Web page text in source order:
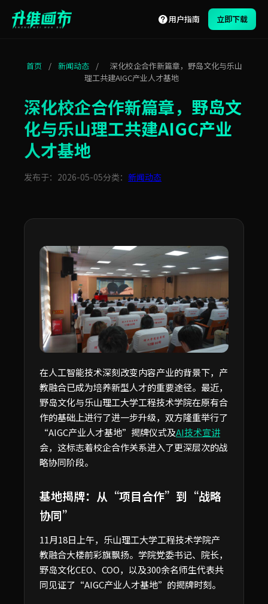
用户指南 立即下载
首页 / 新闻动态 /
深化校企合作新篇章，野岛文化与乐山
理工共建AIGC产业人才基地
深化校企合作新篇章，野岛文
化与乐山理工共建AIGC产业
人才基地
发布于：2026-05-05分类： 新闻动态
在人工智能技术深刻改变内容产业的背景下，产
教融合已成为培养新型人才的重要途径。最近，
野岛文化与乐山理工大学工程技术学院在原有合
作的基础上进行了进一步升级，双方隆重举行了
“AIGC产业人才基地”揭牌仪式及AI技术宣讲
会，这标志着校企合作关系进入了更深层次的战
略协同阶段。
基地揭牌：从“项目合作”到“战略
协同”
11月18日上午，乐山理工大学工程技术学院产
教融合大楼前彩旗飘扬。学院党委书记、院长，
野岛文化CEO、COO，以及300余名师生代表共
同见证了“AIGC产业人才基地”的揭牌时刻。